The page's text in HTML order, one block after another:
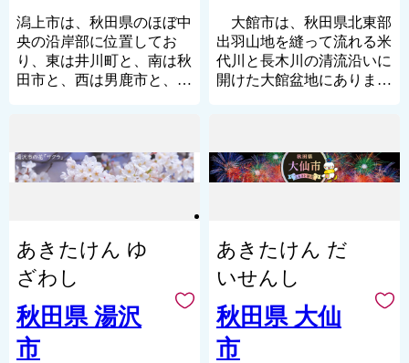
楽しませています。日本
海・奇岩・怪岩の連なる海
岸美と、手軽に白神山地を
一望できる二ッ森登山な
菌床シイタケや石川そば、
峰浜梨など魅力的な特産品
峰町づくりに向けて取り組
んでまいります。
また、日本で最初の「マン
ガ原画」をテーマにした横
手市増田まんが美術館で
は、日本が誇る文化の一つ
文化の素晴らしさ、「かま
くら」をはじめとした伝統
ちです。
潟上市は、秋田県のほぼ中
央の沿岸部に位置してお
り、東は井川町と、南は秋
田市と、西は男鹿市と、北
東北自動車道等高速交通体
系が整備され、また秋田空
す。県都秋田市に隣接した
ベッドタウンという都市的
な特性と、広大な田園風景
に代表される豊かな自然環
境を併せ持った魅力あるま
ちです。
大館市は、秋田県北東部
出羽山地を縫って流れる米
代川と長木川の清流沿いに
開けた大館盆地にありま
し、縄文時代早期の遺跡も
残っています。
あきた北空港（大館能代空
港）や日本海沿岸東北自動
車道などの高速交通体系の
整備や各種施設の充実など
の住環境、経済環境の整備
が進み、大館市は、北東北
あきたけん ゆ
ざわし
秋田県 湯沢
市
あきたけん だ
いせんし
秋田県 大仙
市